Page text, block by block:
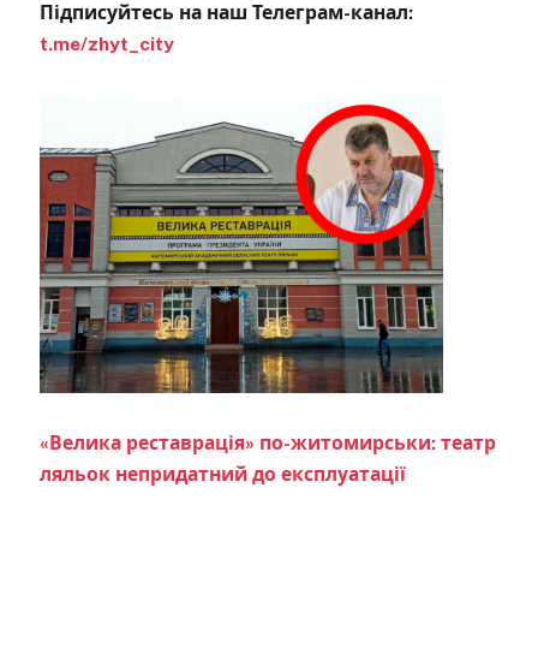
Підписуйтесь на наш Телеграм-канал:
t.me/zhyt_city
«Велика реставрація» по-житомирськи: театр
ляльок непридатний до експлуатації